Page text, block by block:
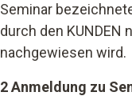
Seminar
durch den KUNDEN
nachgewiesen wird.
2 Anmeldung zu